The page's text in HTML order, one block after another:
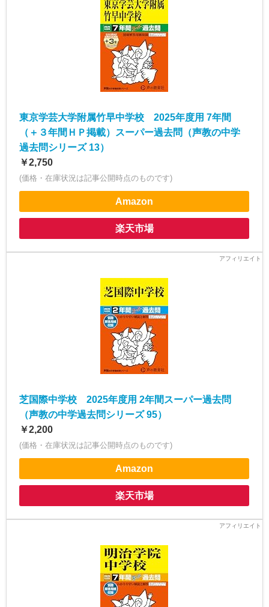
東京学芸大学附属竹早中学校 2025年度用 7年間
（＋３年間ＨＰ掲載）スーパー過去問（声教の中学
過去問シリーズ 13）
￥2,750
(価格・在庫状況は記事公開時点のものです)
Amazon
楽天市場
芝国際中学校 2025年度用 2年間スーパー過去問
（声教の中学過去問シリーズ 95）
￥2,200
(価格・在庫状況は記事公開時点のものです)
Amazon
楽天市場